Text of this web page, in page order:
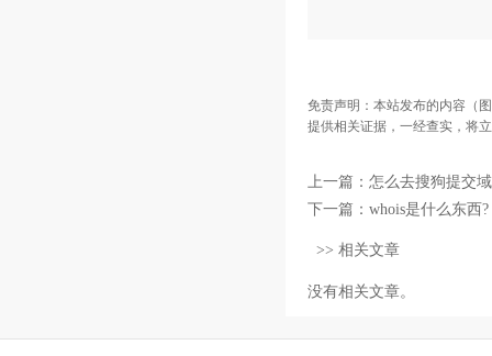
免责声明：本站发布的内容（
提供相关证据，一经查实，将
上一篇： 怎么去搜狗提交
下一篇： whois是什么东西
>> 相关文章
没有相关文章。